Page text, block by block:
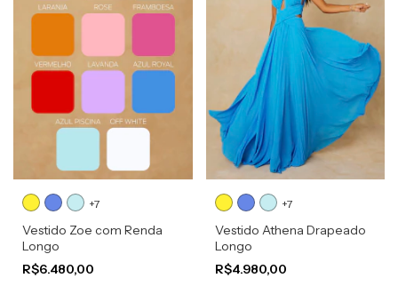
+7
Vestido Zoe com Renda
Longo
R$6.480,00
+7
Vestido Athena Drapeado
Longo
R$4.980,00